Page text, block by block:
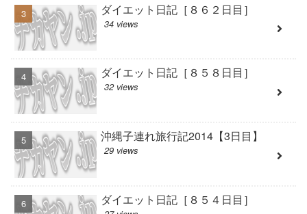
ダイエット日記［８６２日目］
34 views
ダイエット日記［８５８日目］
32 views
沖縄子連れ旅行記2014【3日目】
29 views
ダイエット日記［８５４日目］